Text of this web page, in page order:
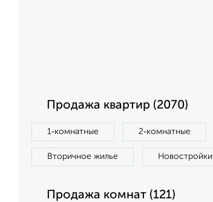
Продажа квартир (2070)
1‑комнатные 2‑комнатные
Вторичное жилье Новостройки
Продажа комнат (121)